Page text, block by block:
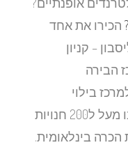
את אחד
– קניון
בילוי
אטרקטיבי בקרב תיירים, ויש בו מעל ל200 חנויות
בינלאומית.